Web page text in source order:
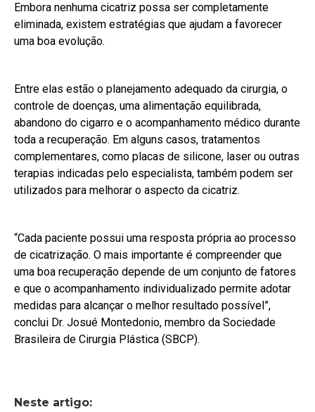
Embora nenhuma cicatriz possa ser completamente
eliminada, existem estratégias que ajudam a favorecer
uma boa evolução.
Entre elas estão o planejamento adequado da cirurgia, o
controle de doenças, uma alimentação equilibrada,
abandono do cigarro e o acompanhamento médico durante
toda a recuperação. Em alguns casos, tratamentos
complementares, como placas de silicone, laser ou outras
terapias indicadas pelo especialista, também podem ser
utilizados para melhorar o aspecto da cicatriz.
“Cada paciente possui uma resposta própria ao processo
de cicatrização. O mais importante é compreender que
uma boa recuperação depende de um conjunto de fatores
e que o acompanhamento individualizado permite adotar
medidas para alcançar o melhor resultado possível”,
conclui Dr. Josué Montedonio, membro da Sociedade
Brasileira de Cirurgia Plástica (SBCP).
Neste artigo: